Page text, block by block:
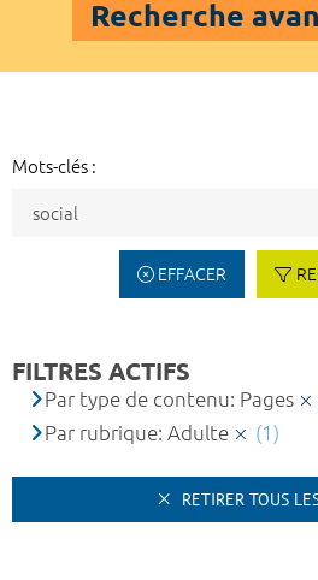
Recherche
Mots-clés :
EFFACER
FILTRES ACTIFS
Par type de contenu: Pages
Par rubrique: Adulte
(1)
RETIRER TOUS